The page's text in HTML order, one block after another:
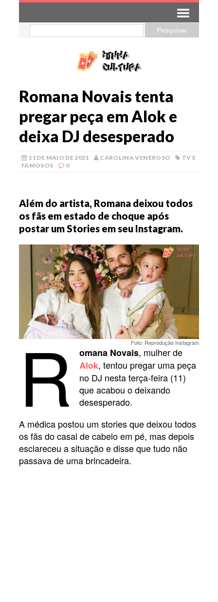
Romana Novais tenta
pregar peça em Alok e
deixa DJ desesperado
11 DE MAIO DE 2021 CAROLINA VENEROSO
TV E
FAMOSOS
0
Além do artista, Romana deixou todos
os fãs em estado de choque após
postar um Stories em seu Instagram.
Foto: Reprodução Instagram
R omana Novais, mulher de
Alok, tentou pregar uma peça
no DJ nesta terça-feira (11)
que acabou o deixando
desesperado.
A médica postou um stories que deixou todos
os fãs do casal de cabelo em pé, mas depois
esclareceu a situação e disse que tudo não
passava de uma brincadeira.